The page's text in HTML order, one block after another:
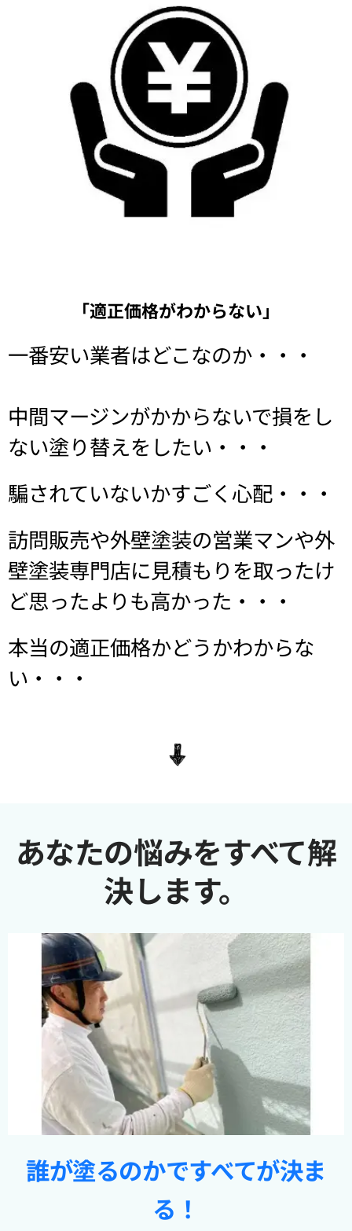
「適正価格がわからない」
一番安い業者はどこなのか・・・
中間マージンがかからないで損をし
ない塗り替えをしたい・・・
騙されていないかすごく心配・・・
訪問販売や外壁塗装の営業マンや外
壁塗装専門店に見積もりを取ったけ
ど思ったよりも高かった・・・
本当の適正価格かどうかわからな
い・・・
あなたの悩みをすべて解
決します。
誰が塗るのかですべてが決ま
る！